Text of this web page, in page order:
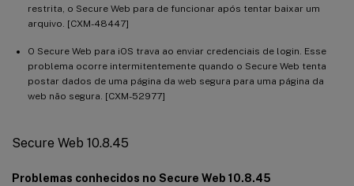
restrita, o Secure Web para de funcionar após tentar baixar um
arquivo. [CXM-48447]
O Secure Web para iOS trava ao enviar credenciais de login. Esse
problema ocorre intermitentemente quando o Secure Web tenta
postar dados de uma página da web segura para uma página da
web não segura. [CXM-52977]
Secure Web 10.8.45
Problemas conhecidos no Secure Web 10.8.45